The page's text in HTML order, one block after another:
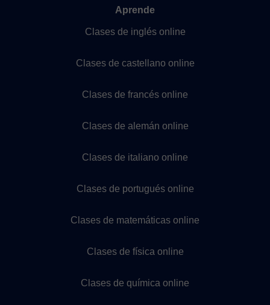
Aprende
Clases de inglés online
Clases de castellano online
Clases de francés online
Clases de alemán online
Clases de italiano online
Clases de portugués online
Clases de matemáticas online
Clases de física online
Clases de química online